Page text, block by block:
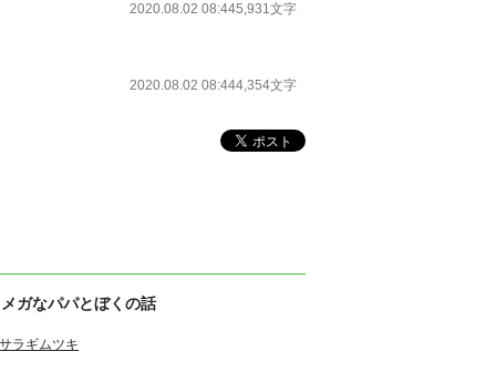
2020.08.02 08:445,931文字
2020.08.02 08:444,354文字
ガなパパとぼくの話
ラギムツキ